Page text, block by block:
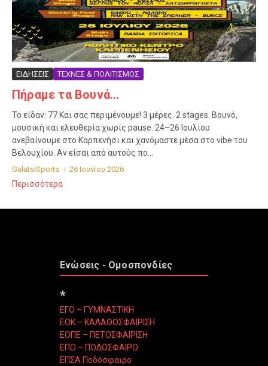
ΕΙΔΗΣΕΙΣ ΤΕΧΝΕΣ & ΠΟΛΙΤΙΣΜΟΣ
Πήραμε τα Βουνά…
Το είδαν: 77 Και σας περιμένουμε! 3 μέρες. 2 stages. Βουνό,
μουσική και ελευθερία χωρίς pause. 24–26 Ιουλίου
ανεβαίνουμε στο Καρπενήσι και χανόμαστε μέσα στο vibe του
Βελουχίου. Αν είσαι από αυτούς πο...
GalatsiSports 26 Ιουνίου 2026
Περισσότερα
Ενώσεις - Ομοσπονδίες
*
ΕΓΟ – ΓΥΜΝΑΣΤΙΚΗ
ΕΟΚ – ΚΑΛΑΘΟΣΦΑΙΡΙΣΗ
ΕΟΠΕ – ΠΕΤΟΣΦΑΙΡΙΣΗ
ΕΠΟ – ΠΟΔΟΣΦΑΙΡΟ
ΕΠΣΑ Ποδόσφαιρο